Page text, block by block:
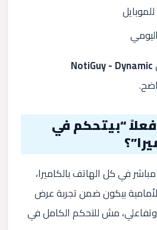
NotiGuy - Dynamic
“بيتحكم في
في كل الهاتف بالكاميرا،
بيكون ضمن تجربة عرض
مش للتحكم الكامل في